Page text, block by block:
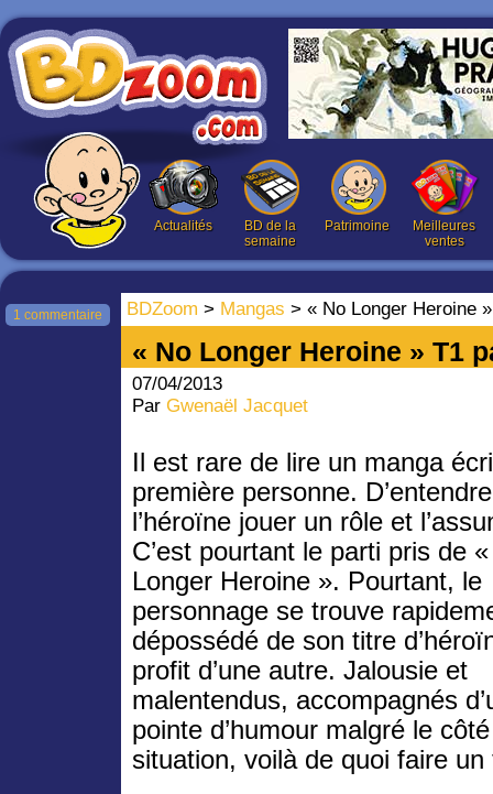
Actualités
BD de la
semaine
Patrimoine
Meilleures
ventes
BDZoom > Mangas > « No Longer Heroine
1 commentaire
« No Longer Heroine » T1
07/04/2013
Par Gwenaël Jacquet
Il est rare de lire un manga
première personne. D’entendre
l’héroïne jouer un rôle et
C’est pourtant le parti pris de
Longer Heroine ». Pourtant, le
personnage se trouve
dépossédé de son titre
profit d’une autre. Jalousie et
malentendus, accompagnés
pointe d’humour malgré le
situation, voilà de quoi faire